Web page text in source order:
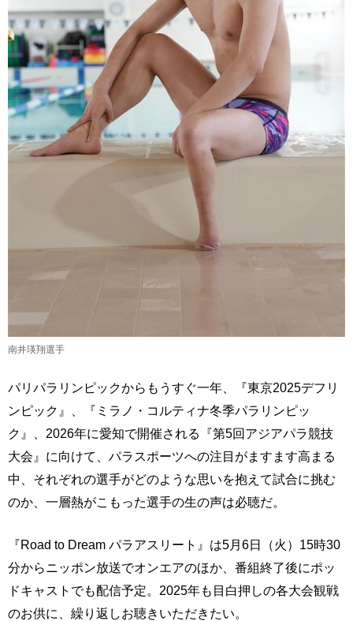
南井瑛翔選手
パリパラリンピックからもうすぐ一年、『東京2025デフリ
ンピック』、『ミラノ・コルティナ冬季パラリンピッ
ク』、2026年に愛知で開催される『第5回アジアパラ競技
大会』に向けて、パラスポーツへの注目がますます高まる
中、それぞれの選手がどのような思いを抱えて試合に挑む
のか、一層熱がこもった選手の生の声は必聴だ。
『Road to Dream パラアスリート』は5月6日（火）15時30
分からニッポン放送でオンエアのほか、番組終了後にポッ
ドキャストでも配信予定。2025年も目白押しの各大会観戦
のお供に、繰り返しお聴きいただきたい。